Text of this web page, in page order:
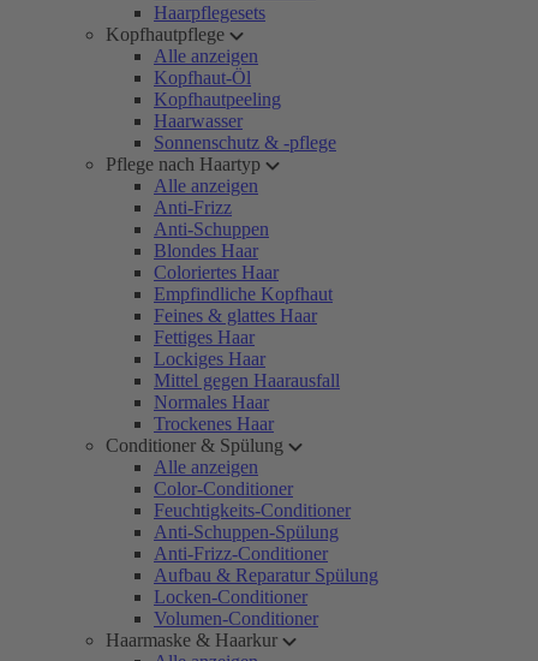
Haarpflegesets
Kopfhautpflege
Alle anzeigen
Kopfhaut-Öl
Kopfhautpeeling
Haarwasser
Sonnenschutz & -pflege
Pflege nach Haartyp
Alle anzeigen
Anti-Frizz
Anti-Schuppen
Blondes Haar
Coloriertes Haar
Empfindliche Kopfhaut
Feines & glattes Haar
Fettiges Haar
Lockiges Haar
Mittel gegen Haarausfall
Normales Haar
Trockenes Haar
Conditioner & Spülung
Alle anzeigen
Color-Conditioner
Feuchtigkeits-Conditioner
Anti-Schuppen-Spülung
Anti-Frizz-Conditioner
Aufbau & Reparatur Spülung
Locken-Conditioner
Volumen-Conditioner
Haarmaske & Haarkur